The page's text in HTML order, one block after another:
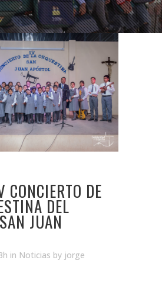
CONCIERTO DE
DEL
JUAN
in Noticias by jorge